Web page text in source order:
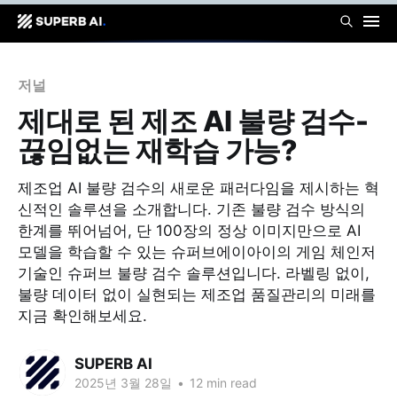
저널
제대로 된 제조 AI 불량 검수-
끊임없는 재학습 가능?
제조업 AI 불량 검수의 새로운 패러다임을 제시하는 혁
신적인 솔루션을 소개합니다. 기존 불량 검수 방식의
한계를 뛰어넘어, 단 100장의 정상 이미지만으로 AI
모델을 학습할 수 있는 슈퍼브에이아이의 게임 체인저
기술인 슈퍼브 불량 검수 솔루션입니다. 라벨링 없이,
불량 데이터 없이 실현되는 제조업 품질관리의 미래를
지금 확인해보세요.
SUPERB AI
2025년 3월 28일 • 12 min read